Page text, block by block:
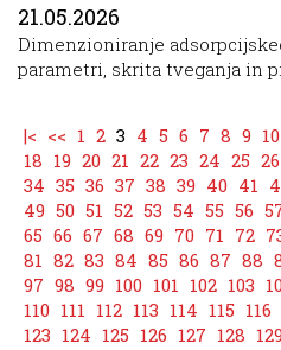
21.05.2026
Dimenzioniranje
parametri, skrita tveganja in
|< << 1 2 3 4 5 6 7 8 9 10
18 19 20 21 22 23 24 25 26
34 35 36 37 38 39 40 41
49 50 51 52 53 54 55 56
65 66 67 68 69 70 71 72
81 82 83 84 85 86 87 88
97 98 99 100 101 102 103
110 111 112 113 114 115 116
123 124 125 126 127 128